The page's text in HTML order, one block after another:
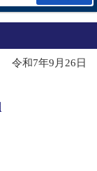
令和7年9月26日